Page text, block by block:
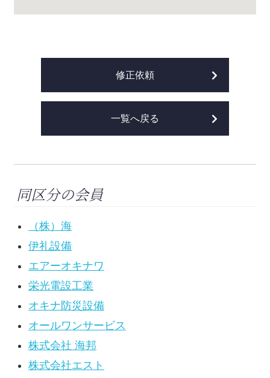
修正依頼
一覧へ戻る
同区分の会員
（株）海
伊礼設備
エアーオキナワ
栄光電設工業
オキナ防災設備
オールワンサービス
株式会社 海邦
株式会社エスト